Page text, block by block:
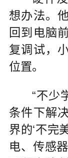
想办法。
回到电脑
复调试，
位置。
“不少
条件下解
界的‘不完
电、传感